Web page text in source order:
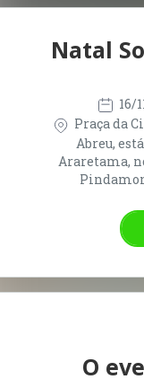
Natal
16/
Praça da
Abreu,
Araretama,
O